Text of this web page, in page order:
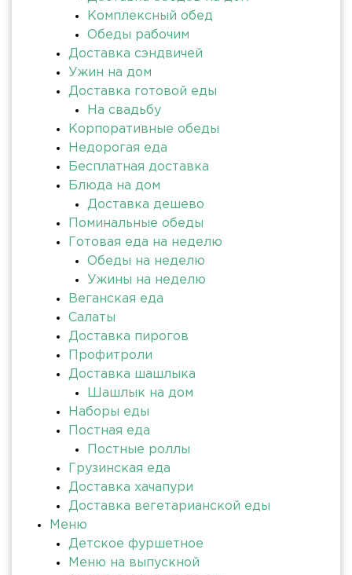
Комплексный обед
Обеды рабочим
Доставка сэндвичей
Ужин на дом
Доставка готовой еды
На свадьбу
Корпоративные обеды
Недорогая еда
Бесплатная доставка
Блюда на дом
Доставка дешево
Поминальные обеды
Готовая еда на неделю
Обеды на неделю
Ужины на неделю
Веганская еда
Салаты
Доставка пирогов
Профитроли
Доставка шашлыка
Шашлык на дом
Наборы еды
Постная еда
Постные роллы
Грузинская еда
Доставка хачапури
Доставка вегетарианской еды
Меню
Детское фуршетное
Меню на выпускной